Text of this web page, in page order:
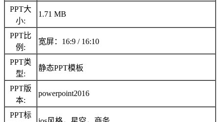
PPT大
小:
1.71 MB
PPT比
例:
宽屏：16:9 / 16:10
PPT类
型:
静态PPT模板
PPT版
本:
powerpoint2016
PPT标